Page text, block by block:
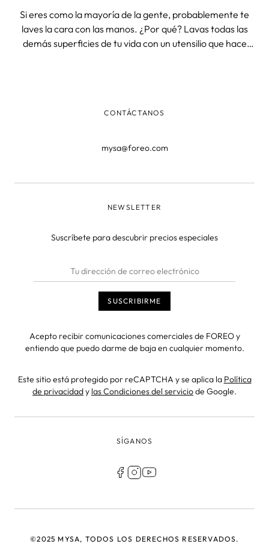
Si eres como la mayoría de la gente, probablemente te
laves la cara con las manos. ¿Por qué? Lavas todas las
demás superficies de tu vida con un utensilio que hace
CONTÁCTANOS
mysa@foreo.com
NEWSLETTER
Suscríbete para descubrir precios especiales
Acepto recibir comunicaciones comerciales de FOREO y
entiendo que puedo darme de baja en cualquier momento.
Este sitio está protegido por reCAPTCHA y se aplica la Política
de privacidady las Condiciones del serviciode Google.
SÍGANOS
©2025 MYSA, TODOS LOS DERECHOS RESERVADOS.